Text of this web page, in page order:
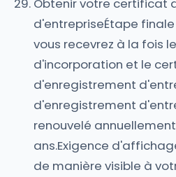
Obtenir votre certificat
d'entrepriseÉtape
vous recevrez à la fois
d'incorporation et le
d'enregistrement
d'enregistrement
renouvelé
ans.Exigence
de manière visible à